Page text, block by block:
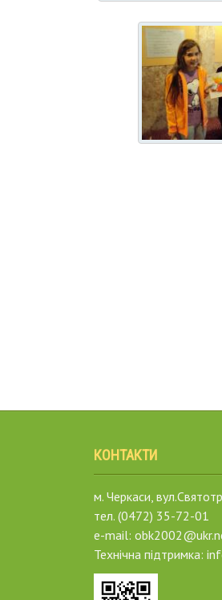
КОНТАКТИ
м. Черкаси,
тел. (0472) 35-72-01
e-mail:
Технічна підтримка: